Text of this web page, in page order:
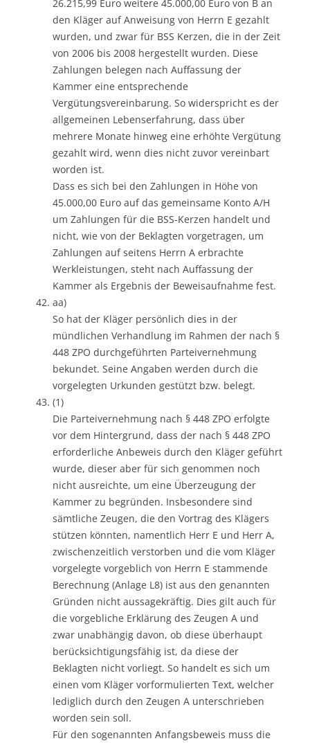
26.215,99 Euro weitere 45.000,00 Euro von B an
den Kläger auf Anweisung von Herrn E gezahlt
wurden, und zwar für BSS Kerzen, die in der Zeit
von 2006 bis 2008 hergestellt wurden. Diese
Zahlungen belegen nach Auffassung der
Kammer eine entsprechende
Vergütungsvereinbarung. So widerspricht es der
allgemeinen Lebenserfahrung, dass über
mehrere Monate hinweg eine erhöhte Vergütung
gezahlt wird, wenn dies nicht zuvor vereinbart
worden ist.
Dass es sich bei den Zahlungen in Höhe von
45.000,00 Euro auf das gemeinsame Konto A/H
um Zahlungen für die BSS-Kerzen handelt und
nicht, wie von der Beklagten vorgetragen, um
Zahlungen auf seitens Herrn A erbrachte
Werkleistungen, steht nach Auffassung der
Kammer als Ergebnis der Beweisaufnahme fest.
aa)
So hat der Kläger persönlich dies in der
mündlichen Verhandlung im Rahmen der nach §
448 ZPO durchgeführten Parteivernehmung
bekundet. Seine Angaben werden durch die
vorgelegten Urkunden gestützt bzw. belegt.
(1)
Die Parteivernehmung nach § 448 ZPO erfolgte
vor dem Hintergrund, dass der nach § 448 ZPO
erforderliche Anbeweis durch den Kläger geführt
wurde, dieser aber für sich genommen noch
nicht ausreichte, um eine Überzeugung der
Kammer zu begründen. Insbesondere sind
sämtliche Zeugen, die den Vortrag des Klägers
stützen könnten, namentlich Herr E und Herr A,
zwischenzeitlich verstorben und die vom Kläger
vorgelegte vorgeblich von Herrn E stammende
Berechnung (Anlage L8) ist aus den genannten
Gründen nicht aussagekräftig. Dies gilt auch für
die vorgebliche Erklärung des Zeugen A und
zwar unabhängig davon, ob diese überhaupt
berücksichtigungsfähig ist, da diese der
Beklagten nicht vorliegt. So handelt es sich um
einen vom Kläger vorformulierten Text, welcher
lediglich durch den Zeugen A unterschrieben
worden sein soll.
Für den sogenannten Anfangsbeweis muss die